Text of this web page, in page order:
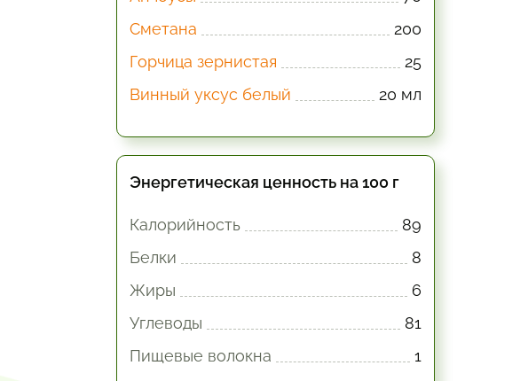
Сметана
200
Горчица зернистая
25
Винный уксус белый
20 мл
Энергетическая ценность на 100 г
Калорийность
89
Белки
8
Жиры
6
Углеводы
81
Пищевые волокна
1